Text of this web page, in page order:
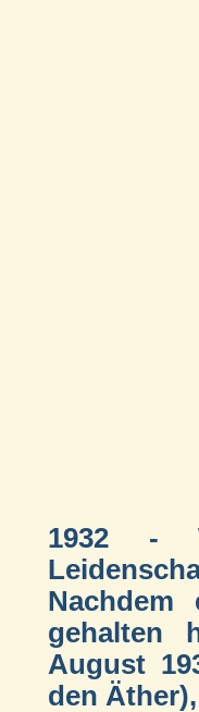
1932 -
Nachdem
gehalten
August
den